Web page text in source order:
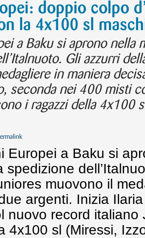
doppio colpo
la 4x100 sl
a Baku si aprono nella
Gli azzurri
in maniera
seconda nei 400 misti
i ragazzi della 4x100
Europei a Baku si
spedizione
muovono il
argenti. Inizia
nuovo record italiano
4x100 sl (Miressi,